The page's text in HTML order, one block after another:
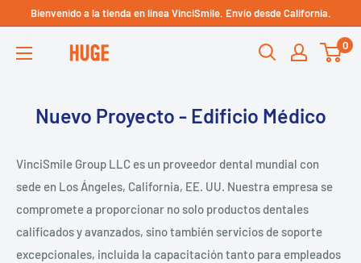
Bienvenido a la tienda en línea VinciSmile. Envío desde California.
HUGE
0
Nuevo Proyecto - Edificio Médico
VinciSmile Group LLC es un proveedor dental mundial con
sede en Los Ángeles, California, EE. UU. Nuestra empresa se
compromete a proporcionar no solo productos dentales
calificados y avanzados, sino también servicios de soporte
excepcionales, incluida la capacitación tanto para empleados
Technical Support - HUGE
Dental USA